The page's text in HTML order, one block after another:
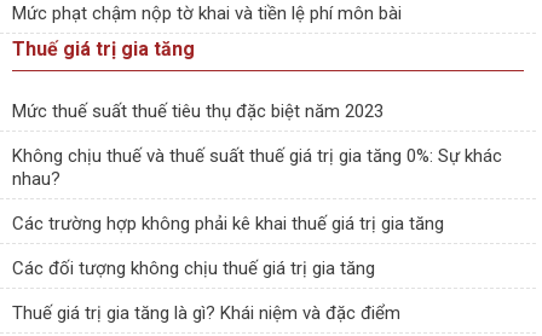
Mức phạt chậm nộp tờ khai và tiền lệ phí môn bài
Thuế giá trị gia tăng
Mức thuế suất thuế tiêu thụ đặc biệt năm 2023
Không chịu thuế và thuế suất thuế giá trị gia tăng 0%: Sự khác
nhau?
Các trường hợp không phải kê khai thuế giá trị gia tăng
Các đối tượng không chịu thuế giá trị gia tăng
Thuế giá trị gia tăng là gì? Khái niệm và đặc điểm